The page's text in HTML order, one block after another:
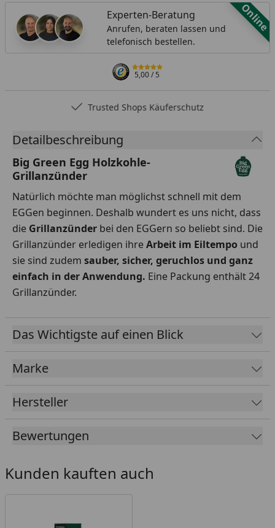
Online
Experten-Beratung
Anrufen, beraten lassen und
telefonisch bestellen.
5,00/ 5
Trusted Shops Käuferschutz
Detailbeschreibung
Big Green Egg Holzkohle-
Grillanzünder
Natürlich möchte man möglichst schnell mit dem
EGGen beginnen. Deshalb wundert es uns nicht, dass
die Grillanzünder bei den EGGern so beliebt sind. Die
Grillanzünder erledigen ihreArbeit im Eiltempo und
sie sind zudem sauber, sicher, geruchlos und ganz
einfach in der Anwendung. Eine Packung enthält 24
Grillanzünder.
Das Wichtigste auf einen Blick
Marke
Hersteller
Bewertungen
Kunden kauften auch